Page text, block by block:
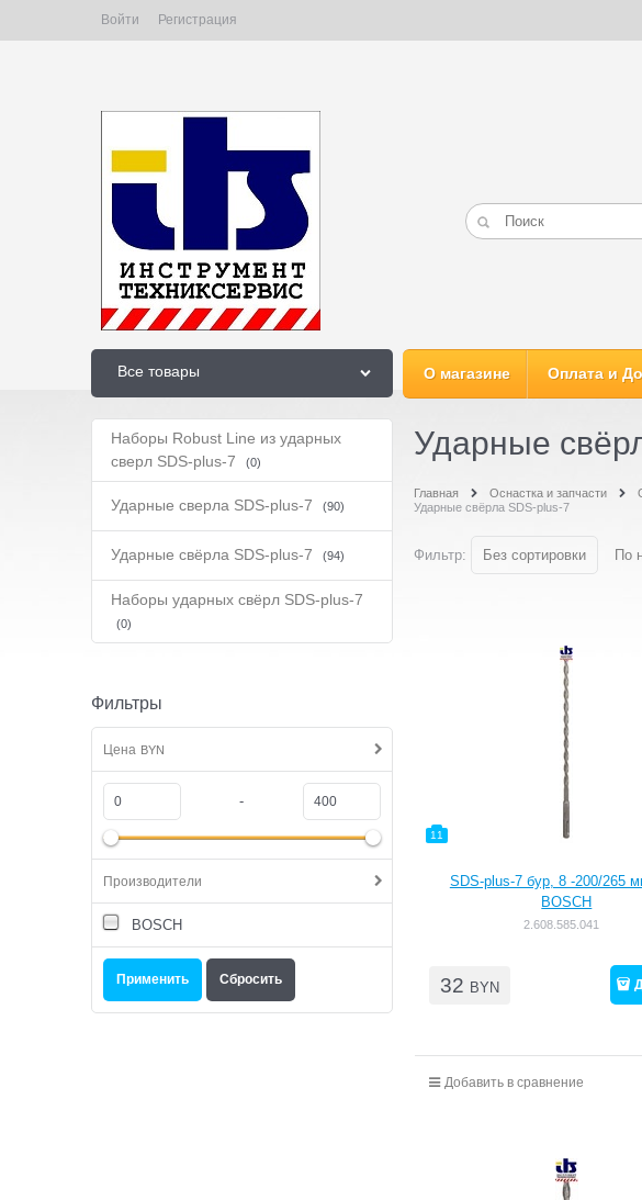
Войти Регистрация
Все товары О магазине Оплата и
Наборы Robust Line из ударных
сверл SDS-plus-7
(0)
Ударные сверла SDS-plus-7 (90)
Ударные свёрла SDS-plus-7 (94)
Наборы ударных свёрл SDS-plus-7
(0)
Фильтры
Цена BYN
-
Производители
BOSCH
Ударные
Главная Оснастка и запчасти
Ударные свёрла SDS-plus-7
Фильтр: Без сортировки По
11
SDS-plus-7 бур, 8 -200/265
BOSCH
2.608.585.041
32 BYN
Добавить в сравнение